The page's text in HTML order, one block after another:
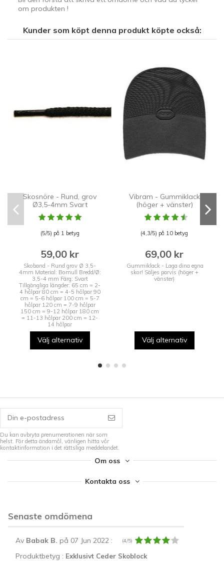
om produkten !
Kunder som köpt denna produkt köpte också:
Skosnöre - Rund, grov
Ø3,5-4mm Svart
(5/5) på 1 betyg
59,00 kr
Skoband - Rund grov Ø 3,5-
4mm Material: Bomull Bredd/Ø:
3,5-4 mm Färg: Svart
Tillgängliga längder: 65 cm = 2-
4 hålpar 80 cm = 4-5 hålpar 90
cm = 5-6 hålpar 100 cm = 5-7
hålpar 120 cm = 7-9 hålpar
150 cm = 9-12 hålpar 180 cm
= 11-13 hålpar 200 cm = 12-
14 hålpar
Välj alternativ
Vibram - Gummiklack
(höger + vänster)
(4,3/5) på 10 betyg
69,00 kr
Gummiklack - Laga dina egna
skor! Säljes parvis (höger +
vänster)
Välj alternativ
Du kan avbryta prenumerationen när som
helst. För detta ändamål, vänligen hitta vår
kontaktinformation i det rättsliga meddelandet.
Om oss
Kontakta oss
Senaste omdömena
Av Babak B. på 07 Jun 2022: (4/5)
Produktbetyg : Exklusivt Ceder Skoblock